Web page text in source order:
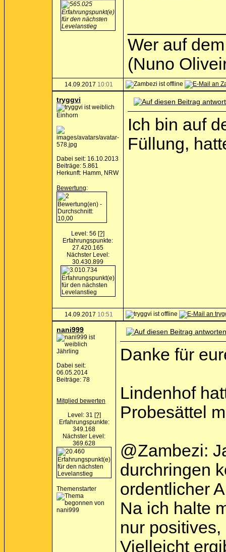
Wer auf
(Nuno
14.09.2017 10:01
tryggvi
Einhorn
Dabei seit: 16.10.2013
Beiträge: 5.861
Herkunft: Hamm, NRW
Bewertung:
Level: 56 [?]
Erfahrungspunkte:
27.420.165
Nächster Level:
30.430.899
Ich bin auf
Füllung,
14.09.2017 10:51
nani999
Jährling
Dabei seit:
06.05.2014
Beiträge: 78
Mitglied bewerten
Level: 31 [?]
Erfahrungspunkte:
349.168
Nächster Level:
369.628
Themenstarter
Danke für
Lindenhof
Probesättel
@Zambezi:
durchringen
ordentlicher
Na ich halte
nur
Vielleicht